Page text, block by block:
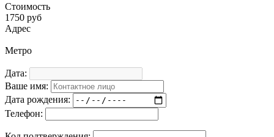
Стоимость
1750 руб
Адрес
Метро
Дата:
Ваше имя:
Дата рождения:
Телефон: